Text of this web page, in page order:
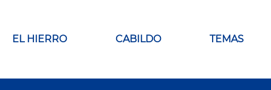
EL HIERRO CABILDO TEMAS